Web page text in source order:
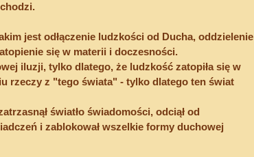
jest odłączenie ludzkości od Ducha, oddzielenie
się w materii i doczesności.
iluzji, tylko dlatego, że ludzkość zatopiła się w
rzeczy z "tego świata" - tylko dlatego ten świat
światło świadomości, odciął od
i zablokował wszelkie formy duchowej